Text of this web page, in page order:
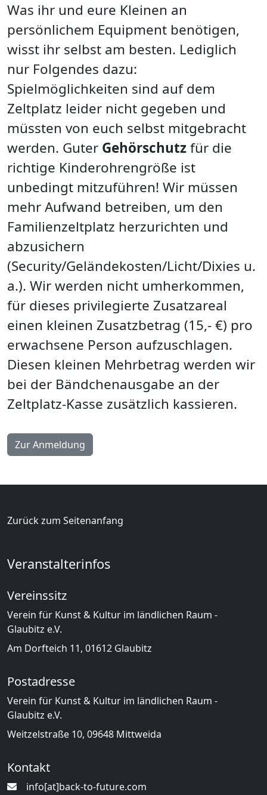
Was ihr und eure Kleinen an
persönlichem Equipment benötigen,
wisst ihr selbst am besten. Lediglich
nur Folgendes dazu:
Spielmöglichkeiten sind auf dem
Zeltplatz leider nicht gegeben und
müssten von euch selbst mitgebracht
werden. Guter Gehörschutzfür die
richtige Kinderohrengröße ist
unbedingt mitzuführen! Wir müssen
mehr Aufwand betreiben, um den
Familienzeltplatz herzurichten und
abzusichern
(Security/Geländekosten/Licht/Dixies u.
a.). Wir werden nicht umherkommen,
für dieses privilegierte Zusatzareal
einen kleinen Zusatzbetrag (15,- €) pro
erwachsene Person aufzuschlagen.
Diesen kleinen Mehrbetrag werden wir
bei der Bändchenausgabe an der
Zeltplatz-Kasse zusätzlich kassieren.
Zur Anmeldung
Zurück zum Seitenanfang
Veranstalterinfos
Vereinssitz
Verein für Kunst & Kultur im ländlichen Raum -
Glaubitz e.V.
Am Dorfteich 11, 01612 Glaubitz
Postadresse
Verein für Kunst & Kultur im ländlichen Raum -
Glaubitz e.V.
Weitzelstraße 10, 09648 Mittweida
Kontakt
info[at]back-to-future.com